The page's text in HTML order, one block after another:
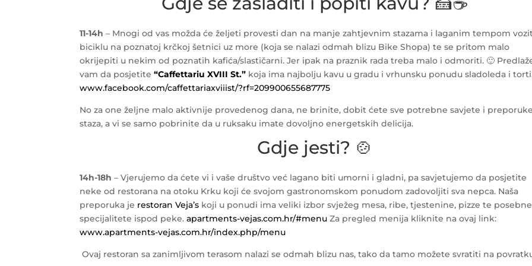
11-14h – Mnogi od vas možda će željeti provesti dan na manje zahtjevnim stazama i laganim tempom
biciklu na poznatoj krčkoj šetnici uz more (koja se nalazi odmah blizu Bike Shopa) te se pritom malo
okrijepiti u nekim od poznatih kafića/slastičarni. Jer ipak na praznik rada treba malo i odmoriti. 🙂
vam da posjetite“Caffettariu XVIII St.” koja ima najbolju kavu u gradu i vrhunsku ponudu sladoleda i
www.facebook.com/caffettariaxviiist/?rf=209900655687775
No za one željne malo aktivnije provedenog dana, ne brinite, dobit ćete sve potrebne savjete i preporuke
staza, a vi se samo pobrinite da u ruksaku imate dovoljno energetskih delicija.
Gdje jesti? 🍲
14h-18h – Vjerujemo da ćete vi i vaše društvo već lagano biti umorni i gladni, pa savjetujemo da posjetite
neke od restorana na otoku Krku koji će svojom gastronomskom ponudom zadovoljiti sva nepca. Naša
preporuka je restoran Veja’s koji u ponudi ima veliki izbor svježeg mesa, ribe, tjestenine, pizze te posebne
specijalitete ispod peke.apartments-vejas.com.hr/#menu Za pregled menija kliknite na ovaj link:
www.apartments-vejas.com.hr/index.php/menu
Ovaj restoran sa zanimljivom terasom nalazi se odmah blizu nas, tako da tamo možete svratiti na